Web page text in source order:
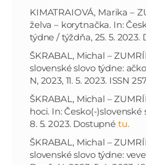
KIMATRAIOVÁ, Marika –
želva – korytnačka. In:
týdne / týždňa, 25. 5.
ŠKRABAL, Michal –
slovenské slovo týdne:
N, 2023, 11. 5. 2023. ISSN
ŠKRABAL, Michal –
hoci. In: Česko(-
8. 5. 2023. Dostupné tu.
ŠKRABAL, Michal –
slovenské slovo týdne: